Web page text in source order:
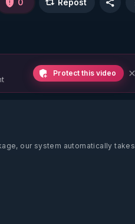
0 Repost
Protect this video
our system automatically takes